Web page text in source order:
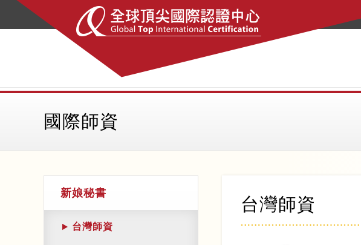
國際師資
新娘秘書
台灣師資
台灣師資